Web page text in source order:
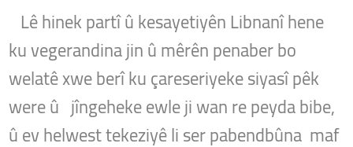
Lê hinek partî û kesayetiyên Libnanî hene
ku vegerandina jin û mêrên penaber bo
welatê xwe berî ku çareseriyeke siyasî pêk
were û jîngeheke ewle ji wan re peyda bibe,
û ev helwest tekeziyê li ser pabendbûna maf